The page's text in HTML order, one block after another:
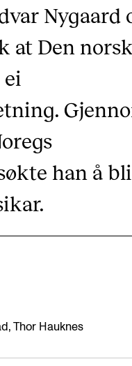
Nygaard
at Den
han å bli
Thor Hauknes